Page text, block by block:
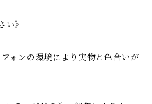
い》
ォンの環境により実物と色合いが